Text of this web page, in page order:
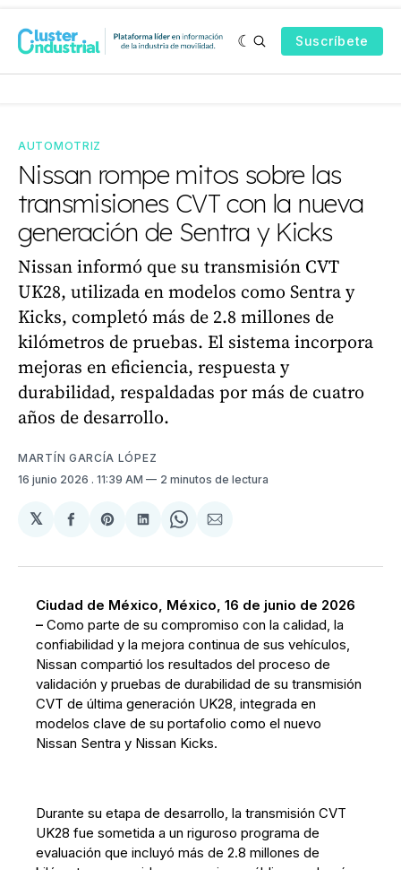
Suscríbete
AUTOMOTRIZ
Nissan rompe mitos sobre las
transmisiones CVT con la nueva
generación de Sentra y Kicks
Nissan informó que su transmisión CVT
UK28, utilizada en modelos como Sentra y
Kicks, completó más de 2.8 millones de
kilómetros de pruebas. El sistema incorpora
mejoras en eficiencia, respuesta y
durabilidad, respaldadas por más de cuatro
años de desarrollo.
MARTÍN GARCÍA LÓPEZ
16 junio 2026 . 11:39 AM 2 minutos de lectura
𝕏
Compartir
Facebook
Share
Pinterest
Compartir
LinkedIn
Share
WhatsApp
Compartir
Email
Ciudad de México, México, 16 de junio de 2026
– Como parte de su compromiso con la calidad, la
confiabilidad y la mejora continua de sus vehículos,
Nissan compartió los resultados del proceso de
validación y pruebas de durabilidad de su transmisión
CVT de última generación UK28, integrada en
modelos clave de su portafolio como el nuevo
Nissan Sentra y Nissan Kicks.
Durante su etapa de desarrollo, la transmisión CVT
UK28 fue sometida a un riguroso programa de
evaluación que incluyó más de 2.8 millones de